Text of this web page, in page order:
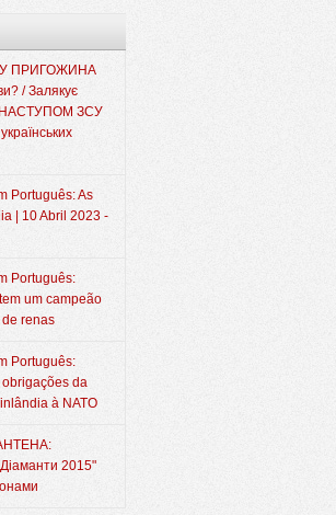
У ПРИГОЖИНА
/ Залякує
НАСТУПОМ ЗСУ
Português: As
| 10 Abril 2023 -
Português:
um campeão
renas
Português:
obrigações da
à NATO
2015"